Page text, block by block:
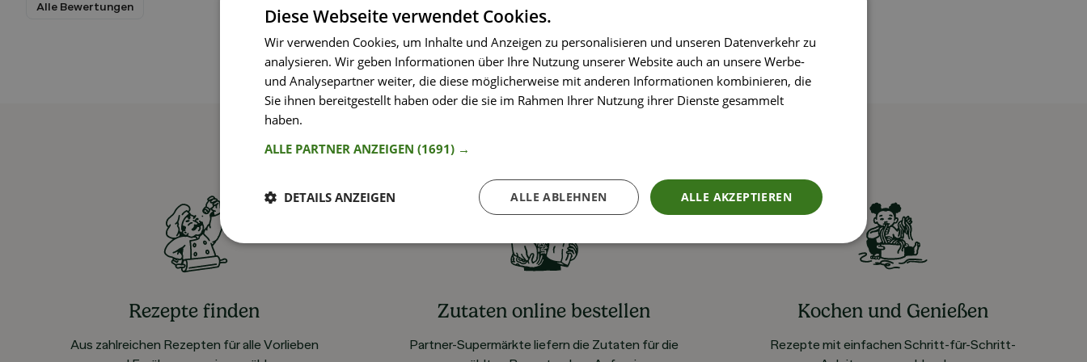
Alle Bewertungen
Rezepte finden
Aus zahlreichen Rezepten für alle Vorlieben
Zutaten online bestellen
Partner-Supermärkte liefern die Zutaten für die
Kochen und Genießen
Rezepte mit einfachen Schritt-für-Schritt-
Diese Webseite verwendet Cookies.
Wir verwenden Cookies, um Inhalte und Anzeigen zu personalisieren und unseren Datenverkehr zu
analysieren. Wir geben Informationen über Ihre Nutzung unserer Website auch an unsere Werbe-
und Analysepartner weiter, die diese möglicherweise mit anderen Informationen kombinieren, die
Sie ihnen bereitgestellt haben oder die sie im Rahmen Ihrer Nutzung ihrer Dienste gesammelt
haben.
ALLE PARTNER ANZEIGEN (1691) →
ALLE AKZEPTIEREN
ALLE ABLEHNEN
DETAILS ANZEIGEN